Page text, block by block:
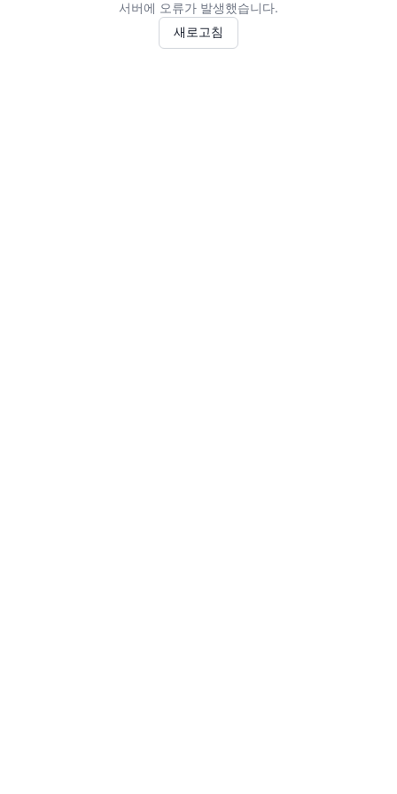
서버에 오류가 발생했습니다.
새로고침